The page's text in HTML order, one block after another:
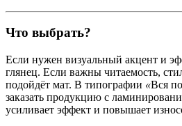
Что выбрать?
Если нужен визуальный акцент и
глянец. Если важны читаемость,
подойдёт мат. В типографии «Вся
заказать продукцию с
усиливает эффект и повышает